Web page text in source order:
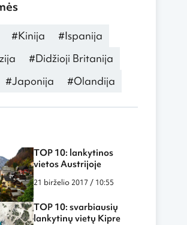
#Kinija
#Ispanija
#Didžioji Britanija
#Japonija #Olandija
TOP 10: lankytinos
vietos Austrijoje
21 birželio 2017 / 10:55
TOP 10: svarbiausių
lankytinų vietų Kipre